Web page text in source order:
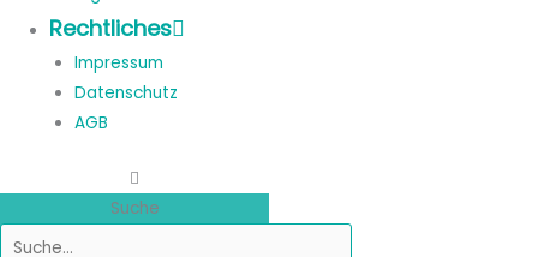
Rechtliches
Impressum
Datenschutz
AGB
Suche